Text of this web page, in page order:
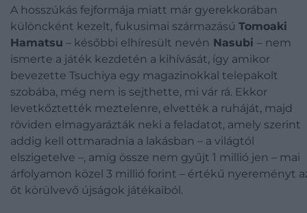
A hosszúkás fejformája miatt már gyerekkorában
különcként kezelt, fukusimai származású Tomoaki
Hamatsu – későbbi elhíresült nevén Nasubi – nem
ismerte a játék kezdetén a kihívását, így amikor
bevezette Tsuchiya egy magazinokkal telepakolt
szobába, még nem is sejthette, mi vár rá. Ekkor
levetkőztették meztelenre, elvették a ruháját, majd
röviden elmagyarázták neki a feladatot, amely szerint
addig kell ottmaradnia a lakásban – a világtól
elszigetelve –, amíg össze nem gyűjt 1 millió jen – mai
árfolyamon közel 3 millió forint – értékű nyereményt
őt körülvevő újságok játékaiból.